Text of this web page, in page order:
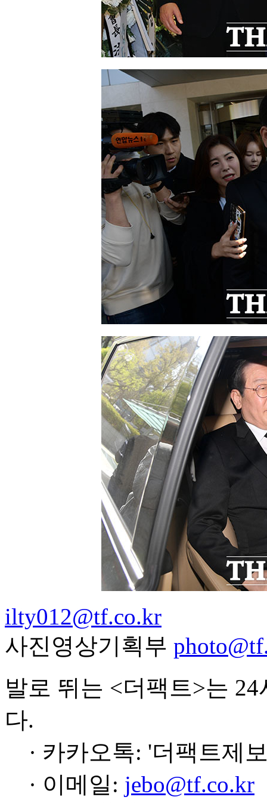
ilty012@tf.co.kr
사진영상기획부
발로 뛰는 <더팩트>는
다.
· 카카오톡: '더팩트제
· 이메일: jebo@tf.co.kr